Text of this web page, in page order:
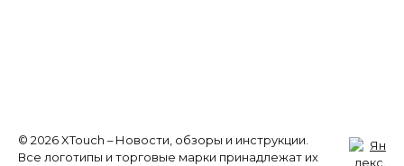
© 2026 XTouch – Новости, обзоры и инструкции.
Все логотипы и торговые марки принадлежат их